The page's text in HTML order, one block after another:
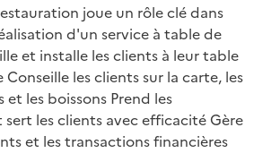
joue un rôle clé dans
d'un service à table de
et installe les clients à leur table
les clients sur la carte, les
les boissons Prend les
les clients avec efficacité Gère
et les transactions financières